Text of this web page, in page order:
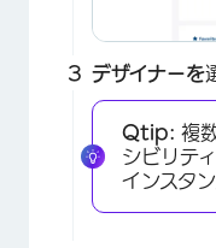
デザイナーを
Qtip: 複
シビリテ
インスタ